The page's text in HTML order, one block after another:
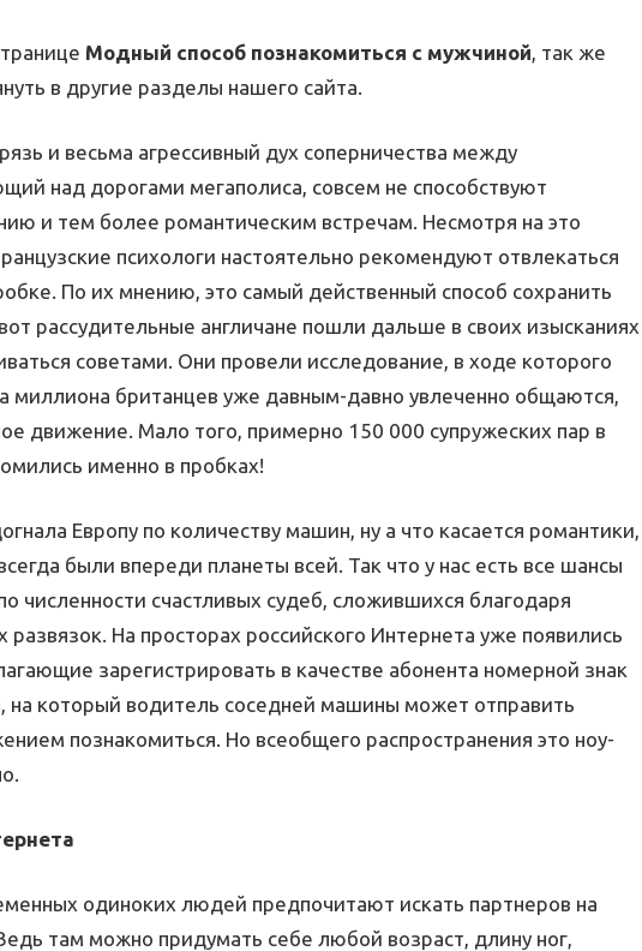
Модный способ познакомиться с мужчиной, так же
в другие разделы нашего сайта.
и весьма агрессивный дух соперничества между
над дорогами мегаполиса, совсем не способствуют
и тем более романтическим встречам. Несмотря на это
психологи настоятельно рекомендуют отвлекаться
По их мнению, это самый действенный способ сохранить
рассудительные англичане пошли дальше в своих изысканиях
советами. Они провели исследование, в ходе которого
миллиона британцев уже давным-давно увлеченно общаются,
движение. Мало того, примерно 150 000 супружеских пар в
именно в пробках!
Европу по количеству машин, ну а что касается романтики,
были впереди планеты всей. Так что у нас есть все шансы
численности счастливых судеб, сложившихся благодаря
На просторах российского Интернета уже появились
зарегистрировать в качестве абонента номерной знак
на который водитель соседней машины может отправить
познакомиться. Но всеобщего распространения это ноу-
одиноких людей предпочитают искать партнеров на
там можно придумать себе любой возраст, длину ног,